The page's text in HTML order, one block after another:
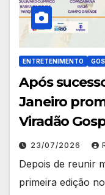
ENTRETENIMENTO
Após
Janeiro
Viradão
23/07/2026
Depois de reunir
primeira edição